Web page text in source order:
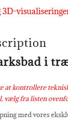
3D-
i
at kontrollere
vælg fra listen
med vores